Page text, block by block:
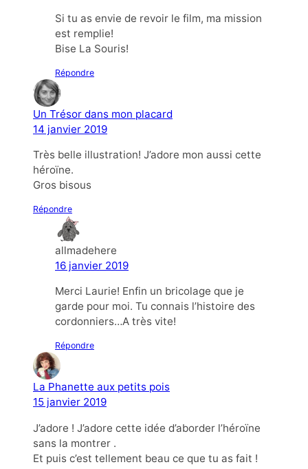
Si tu as envie de revoir le film, ma mission
est remplie!
Bise La Souris!
Répondre
Un Trésor dans mon placard
14 janvier 2019
Très belle illustration! J’adore mon aussi cette
héroïne.
Gros bisous
Répondre
allmadehere
16 janvier 2019
Merci Laurie! Enfin un bricolage que je
garde pour moi. Tu connais l’histoire des
cordonniers…A très vite!
Répondre
La Phanette aux petits pois
15 janvier 2019
J’adore ! J’adore cette idée d’aborder l’héroïne
sans la montrer .
Et puis c’est tellement beau ce que tu as fait !